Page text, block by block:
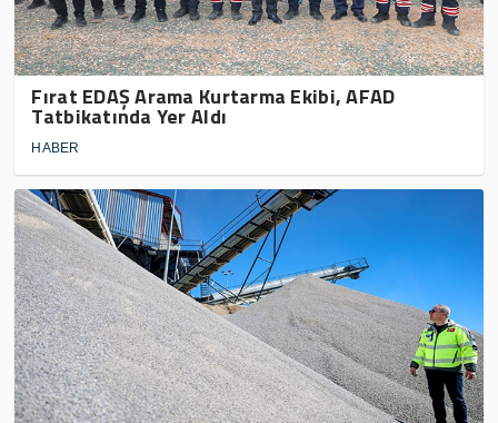
Fırat EDAŞ Arama Kurtarma Ekibi, AFAD
Tatbikatında Yer Aldı
HABER